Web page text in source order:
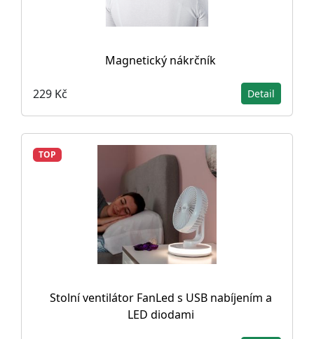
Magnetický nákrčník
229 Kč Detail
TOP
Stolní ventilátor FanLed s USB nabíjením a
LED diodami